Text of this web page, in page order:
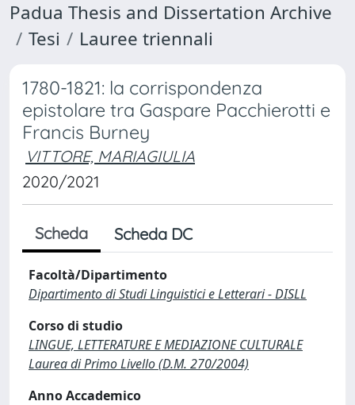
Padua Thesis and Dissertation Archive
Tesi
Lauree triennali
1780-1821: la corrispondenza
epistolare tra Gaspare Pacchierotti e
Francis Burney
VITTORE, MARIAGIULIA
2020/2021
Scheda Scheda DC
Facoltà/Dipartimento
Dipartimento di Studi Linguistici e Letterari - DISLL
Corso di studio
LINGUE, LETTERATURE E MEDIAZIONE CULTURALE
Laurea di Primo Livello (D.M. 270/2004)
Anno Accademico